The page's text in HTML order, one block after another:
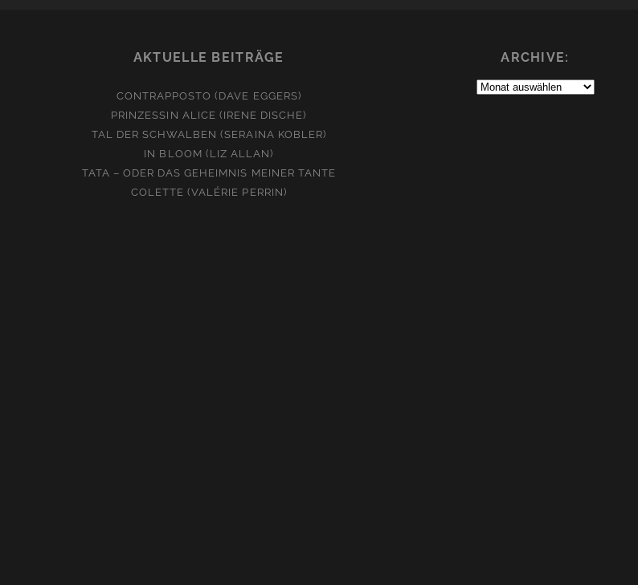
AKTUELLE BEITRÄGE
CONTRAPPOSTO (DAVE EGGERS)
PRINZESSIN ALICE (IRENE DISCHE)
TAL DER SCHWALBEN (SERAINA KOBLER)
IN BLOOM (LIZ ALLAN)
TATA – ODER DAS GEHEIMNIS MEINER TANTE
COLETTE (VALÉRIE PERRIN)
ARCHIVE:
Archive: